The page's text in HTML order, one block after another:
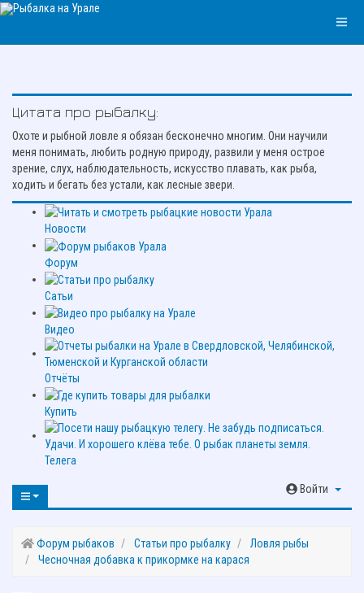
Цитата про рыбалку:
Охоте и рыбной ловле я обязан бесконечно многим. Они научили
меня понимать, любить родную природу, развили у меня острое
зрение, слух, наблюдательность, искусство плавать, как рыба,
ходить и бегать без устали, как лесные звери.
Новости
Форум
Сатьи
Видео
Отчёты
Купить
Телега
Войти
Форум рыбаков Статьи про рыбалку
Ловля рыбы
Чесночная добавка к прикормке на карася